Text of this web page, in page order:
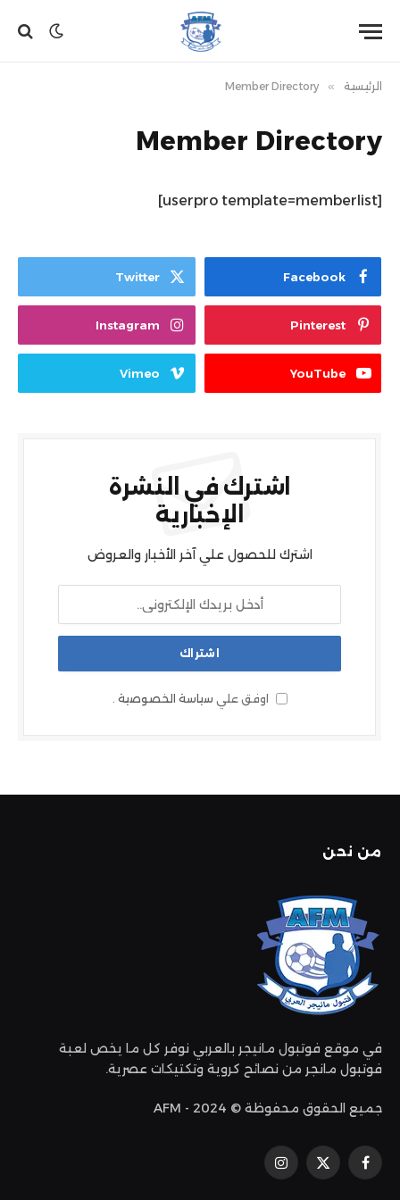
الرئيسية »
Member Directory
Member Directory
[userpro template=memberlist]
Facebook
Twitter
Pinterest
Instagram
YouTube
Vimeo
اشترك في النشرة
الإخبارية
اشترك للحصول علي آخر الأخبار والعروض
اوفق علي سياسة الخصوصية .
من نحن
في موقع فوتبول مانيجر بالعربي نوفر كل ما يخص لعبة
فوتبول مانجر من نصائح كروية وتكتيكات عصرية.
جميع الحقوق محفوظة © 2024 - AFM
فيسبوكإكس
الانستغرام